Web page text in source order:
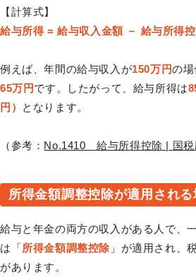
【計算式】
給与所得 = 給与収入金額 － 給与所得
例えば、年間の給与収入が150万円の
65万円です。したがって、給与所得は
円）
となります。
（参考： No.1410 給与所得控除 | 国税
所得金額調整控除が適用される
給与と年金の両方の収入がある人で、
は「所得金額調整控除 」が適用され、
があります。